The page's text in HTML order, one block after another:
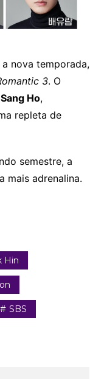
a nova temporada,
3. O
Ho,
repleta de
semestre, a
mais adrenalina.
Hin
SBS